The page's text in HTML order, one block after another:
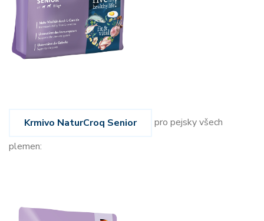
Krmivo NaturCroq Senior
pro pejsky všech
plemen: